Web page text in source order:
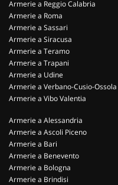
Armerie a Reggio Calabria
Armerie a Roma
Armerie a Sassari
Armerie a Siracusa
Armerie a Teramo
Armerie a Trapani
Armerie a Udine
Armerie a Verbano-Cusio-Ossola
Armerie a Vibo Valentia
Armerie a Alessandria
Armerie a Ascoli Piceno
Armerie a Bari
Armerie a Benevento
Armerie a Bologna
Armerie a Brindisi